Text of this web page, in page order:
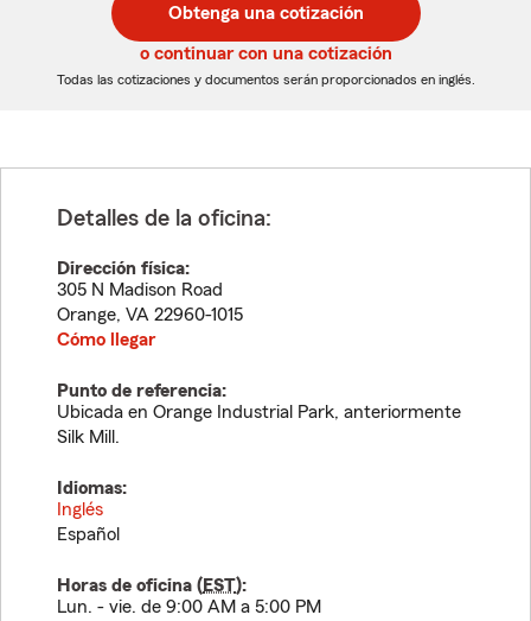
de
5
dígitos
de
5
dígitos
Obtenga una cotización
o continuar con una cotización
Todas las cotizaciones y documentos serán proporcionados en inglés.
Detalles de la oficina:
Dirección física:
305 N Madison Road
Orange, VA 22960-1015
Cómo llegar
Punto de referencia:
Ubicada en Orange Industrial Park, anteriormente
Silk Mill.
Idiomas:
Inglés
Español
Horas de oficina (EST):
Lun. - vie. de 9:00 AM a 5:00 PM